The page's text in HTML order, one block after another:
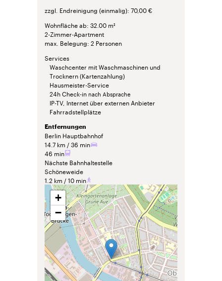
zzgl. Endreinigung (einmalig) 70,00 €
Wohnfläche ab 32.00 m²
2-Zimmer-Apartment
max. Belegung 2 Personen
Services
Waschcenter mit Waschmaschinen und
Trocknern (Kartenzahlung)
Hausmeister-Service
24h Check-in nach Absprache
IP-TV, Internet über externen Anbieter
Fahrradstellplätze
Entfernungen
Berlin Hauptbahnhof
14.7 km
36 min
46 min
Nächste Bahnhaltestelle
Schöneweide
1.2 km
10 min
+
−